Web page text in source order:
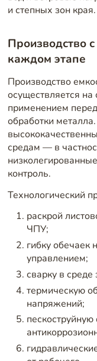
и степных зон края.
Производство
каждом этапе
Производство
осуществляется
применением
обработки
средам — в
контроль.
Технологический
раскрой
ЧПУ;
гибку обечаек
управлением;
сварку в
термическую
напряжений;